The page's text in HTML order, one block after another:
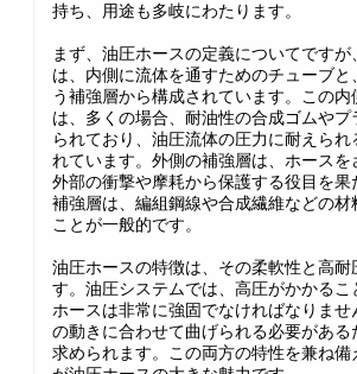
持ち、用途も多岐にわたります。
まず、油圧ホースの定義についてですが
は、内側に流体を通すためのチューブと
う補強層から構成されています。この内
は、多くの場合、耐油性の合成ゴムやプ
られており、油圧流体の圧力に耐えられ
れています。外側の補強層は、ホースを
外部の衝撃や摩耗から保護する役目を果
補強層は、編組鋼線や合成繊維などの材
ことが一般的です。
油圧ホースの特徴は、その柔軟性と高耐
す。油圧システムでは、高圧がかかるこ
ホースは非常に強固でなければなりませ
の動きに合わせて曲げられる必要がある
求められます。この両方の特性を兼ね備